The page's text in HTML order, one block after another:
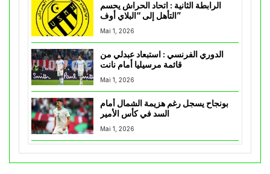
الرابطة الثانية : اتحاد الحراش يحسم
التأهل إلى “البلاي أوف”
Mai 1, 2026
الدوري الفرنسي : استبعاد عبدلي من
قائمة مرسيليا أمام نانت
Mai 1, 2026
بونجاح يسجل رغم هزيمة الشمال أمام
السد في كأس الأمير
Mai 1, 2026